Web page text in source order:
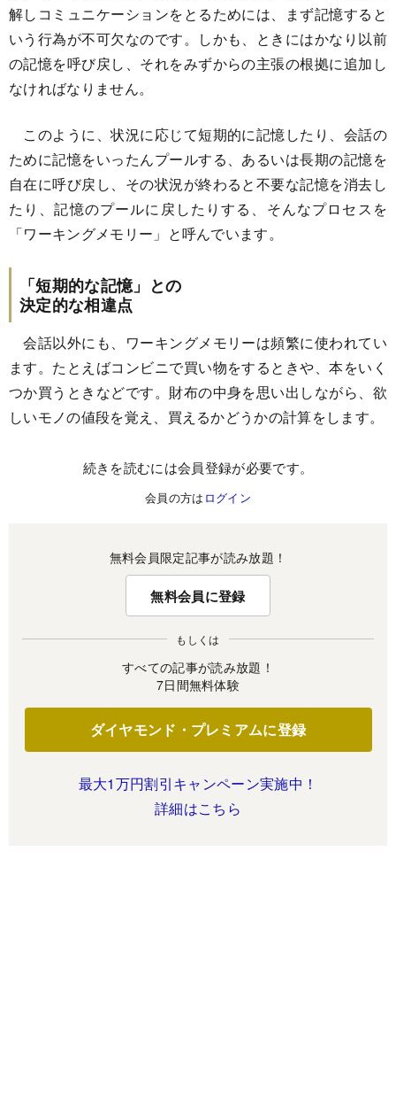
解しコミュニケーションをとるためには、まず記憶すると
いう行為が不可欠なのです。しかも、ときにはかなり以前
の記憶を呼び戻し、それをみずからの主張の根拠に追加し
なければなりません。
このように、状況に応じて短期的に記憶したり、会話の
ために記憶をいったんプールする、あるいは長期の記憶を
自在に呼び戻し、その状況が終わると不要な記憶を消去し
たり、記憶のプールに戻したりする、そんなプロセスを
「ワーキングメモリー」と呼んでいます。
「短期的な記憶」との
決定的な相違点
会話以外にも、ワーキングメモリーは頻繁に使われてい
ます。たとえばコンビニで買い物をするときや、本をいく
つか買うときなどです。財布の中身を思い出しながら、欲
しいモノの値段を覚え、買えるかどうかの計算をします。
続きを読むには会員登録が必要です。
会員の方は ログイン
無料会員限定記事が読み放題！
無料会員に登録
もしくは
すべての記事が読み放題！
7日間無料体験
ダイヤモンド・プレミアムに登録
最大1万円割引キャンペーン実施中！
詳細はこちら